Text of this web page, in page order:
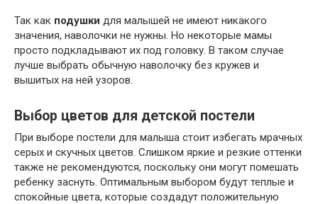
Так как подушки для малышей не имеют никакого
значения, наволочки не нужны. Но некоторые мамы
просто подкладывают их под головку. В таком случае
лучше выбрать обычную наволочку без кружев и
вышитых на ней узоров.
Выбор цветов для детской постели
При выборе постели для малыша стоит избегать мрачных
серых и скучных цветов. Слишком яркие и резкие оттенки
также не рекомендуются, поскольку они могут помешать
ребенку заснуть. Оптимальным выбором будут теплые и
спокойные цвета, которые создадут положительную